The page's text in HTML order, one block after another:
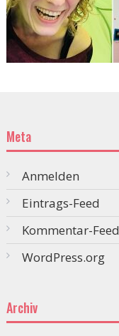
Meta
Anmelden
Eintrags-Feed
Kommentar-Feed
WordPress.org
Archiv